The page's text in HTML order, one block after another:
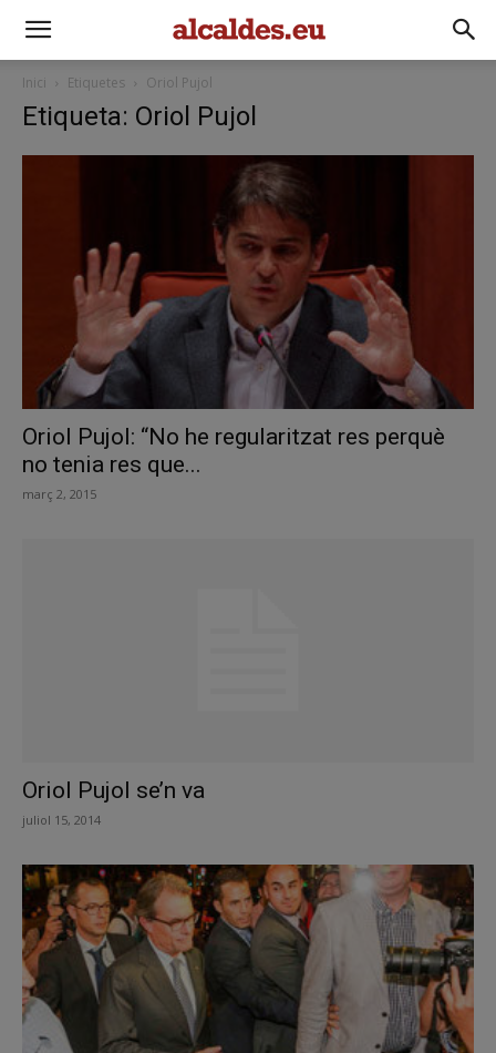
Inici Etiquetes Oriol Pujol
Etiqueta: Oriol Pujol
Oriol Pujol: “No he regularitzat res perquè
no tenia res que...
març 2, 2015
Oriol Pujol se’n va
juliol 15, 2014